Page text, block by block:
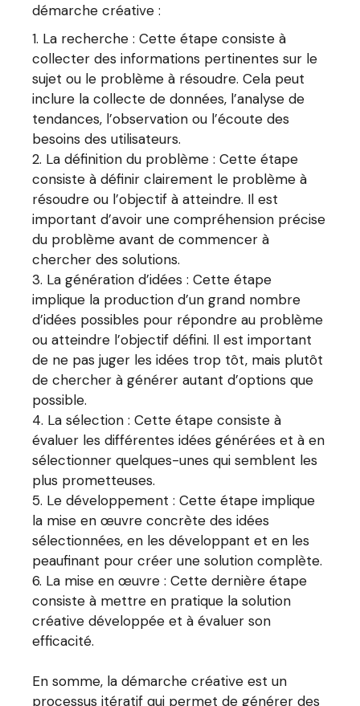
démarche créative :
La recherche : Cette étape consiste à
collecter des informations pertinentes sur le
sujet ou le problème à résoudre. Cela peut
inclure la collecte de données, l’analyse de
tendances, l’observation ou l’écoute des
besoins des utilisateurs.
La définition du problème : Cette étape
consiste à définir clairement le problème à
résoudre ou l’objectif à atteindre. Il est
important d’avoir une compréhension précise
du problème avant de commencer à
chercher des solutions.
La génération d’idées : Cette étape
implique la production d’un grand nombre
d’idées possibles pour répondre au problème
ou atteindre l’objectif défini. Il est important
de ne pas juger les idées trop tôt, mais plutôt
de chercher à générer autant d’options que
possible.
La sélection : Cette étape consiste à
évaluer les différentes idées générées et à en
sélectionner quelques-unes qui semblent les
plus prometteuses.
Le développement : Cette étape implique
la mise en œuvre concrète des idées
sélectionnées, en les développant et en les
peaufinant pour créer une solution complète.
La mise en œuvre : Cette dernière étape
consiste à mettre en pratique la solution
créative développée et à évaluer son
efficacité.
En somme, la démarche créative est un
processus itératif qui permet de générer des